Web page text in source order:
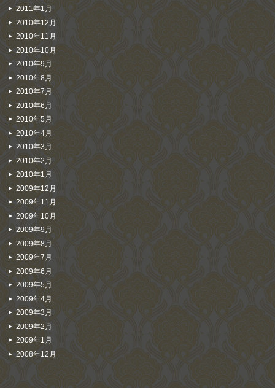
2011年1月
2010年12月
2010年11月
2010年10月
2010年9月
2010年8月
2010年7月
2010年6月
2010年5月
2010年4月
2010年3月
2010年2月
2010年1月
2009年12月
2009年11月
2009年10月
2009年9月
2009年8月
2009年7月
2009年6月
2009年5月
2009年4月
2009年3月
2009年2月
2009年1月
2008年12月